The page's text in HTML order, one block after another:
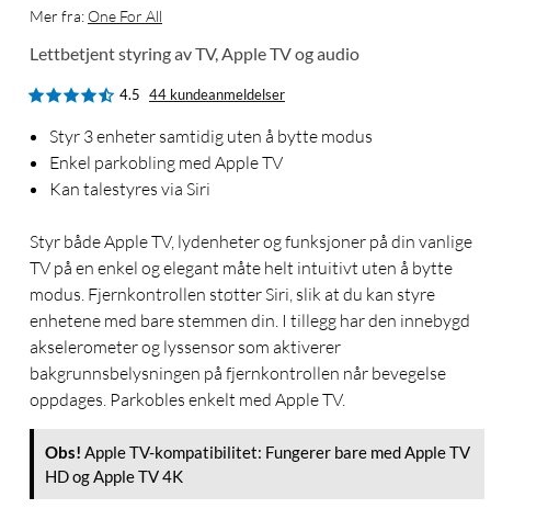
Mer fra:One For All
Lettbetjent styring av TV, Apple TV og audio
4.5 44 kundeanmeldelser
Styr 3 enheter samtidig uten å bytte modus
Enkel parkobling med Apple TV
Kan talestyres via Siri
Styr både Apple TV, lydenheter og funksjoner på din vanlige
TV på en enkel og elegant måte helt intuitivt uten å bytte
modus. Fjernkontrollen støtter Siri, slik at du kan styre
enhetene med bare stemmen din. I tillegg har den innebygd
akselerometer og lyssensor som aktiverer
bakgrunnsbelysningen på fjernkontrollen når bevegelse
oppdages. Parkobles enkelt med Apple TV.
Obs! Apple TV-kompatibilitet: Fungerer bare med Apple TV
HD og Apple TV 4K